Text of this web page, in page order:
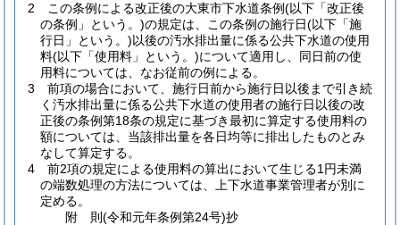
2
この条例による改正後の大東市下水道条例(以下「改正後
の条例」という。)の規定は、この条例の施行日(以下「施
行日」という。)以後の汚水排出量に係る公共下水道の使用
料(以下「使用料」という。)について適用し、同日前の使
用料については、なお従前の例による。
3
前項の場合において、施行日前から施行日以後まで引き続
く汚水排出量に係る公共下水道の使用者の施行日以後の改
正後の条例第18条の規定に基づき最初に算定する使用料の
額については、当該排出量を各日均等に排出したものとみ
なして算定する。
4
前2項の規定による使用料の算出において生じる1円未満
の端数処理の方法については、上下水道事業管理者が別に
定める。
附 則(令和元年条例第24号)抄